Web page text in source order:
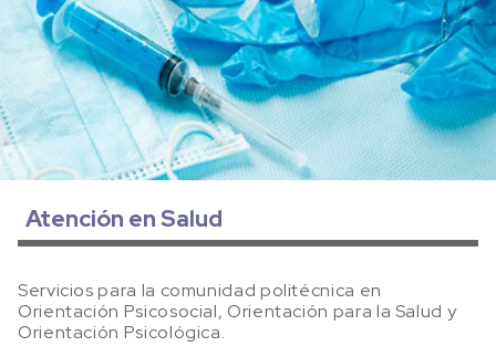
Atención en Salud
Servicios para la comunidad politécnica en
Orientación Psicosocial, Orientación para la Salud y
Orientación Psicológica.